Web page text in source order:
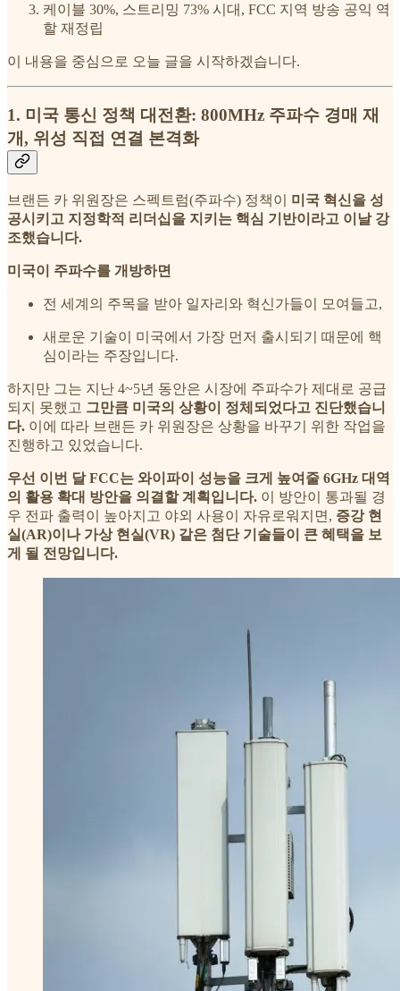
케이블 30%, 스트리밍 73% 시대, FCC 지역 방송 공익 역
할 재정립
이 내용을 중심으로 오늘 글을 시작하겠습니다.
1. 미국 통신 정책 대전환: 800MHz 주파수 경매 재
개, 위성 직접 연결 본격화
브랜든 카 위원장은 스펙트럼(주파수) 정책이 미국 혁신을 성
공시키고 지정학적 리더십을 지키는 핵심 기반이라고 이날 강
조했습니다.
미국이 주파수를 개방하면
전 세계의 주목을 받아 일자리와 혁신가들이 모여들고,
새로운 기술이 미국에서 가장 먼저 출시되기 때문에 핵
심이라는 주장입니다.
하지만 그는 지난 4~5년 동안은 시장에 주파수가 제대로 공급
되지 못했고 그만큼 미국의 상황이 정체되었다고 진단했습니
다. 이에 따라 브랜든 카 위원장은 상황을 바꾸기 위한 작업을
진행하고 있었습니다.
우선 이번 달 FCC는 와이파이 성능을 크게 높여줄 6GHz 대역
의 활용 확대 방안을 의결할 계획입니다. 이 방안이 통과될 경
우 전파 출력이 높아지고 야외 사용이 자유로워지면, 증강 현
실(AR)이나 가상 현실(VR) 같은 첨단 기술들이 큰 혜택을 보
게 될 전망입니다.